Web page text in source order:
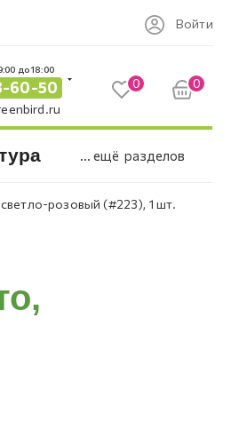
Войти
до 18:00
60-50 0 0
... ещё разделов
розовый (#223), 1 шт.